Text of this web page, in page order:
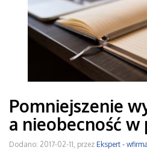
Pomniejszenie
a nieobecność w
Dodano: 2017-02-11, przez Ekspert -